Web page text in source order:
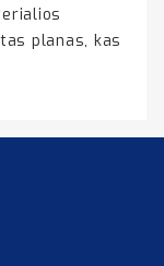
planas, kas